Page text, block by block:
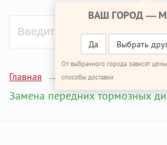
ВАШ ГОРОД —
Да Выбрать
От выбранного города зависят
способы доставки
Главная Ремонт КИА Пиканто
Замена передних тормозных